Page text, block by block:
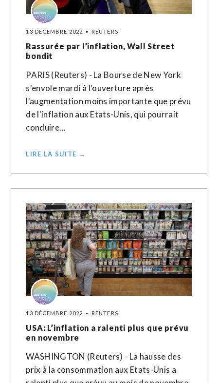
13 DÉCEMBRE 2022 REUTERS
Rassurée par l’inflation, Wall Street
bondit
PARIS (Reuters) - La Bourse de New York
s'envole mardi à l'ouverture après
l'augmentation moins importante que prévu
de l'inflation aux Etats-Unis, qui pourrait
conduire…
LIRE LA SUITE →
13 DÉCEMBRE 2022 REUTERS
USA: L’inflation a ralenti plus que prévu
en novembre
WASHINGTON (Reuters) - La hausse des
prix à la consommation aux Etats-Unis a